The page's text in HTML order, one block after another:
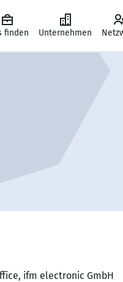
finden Unternehmen
ifm electronic GmbH